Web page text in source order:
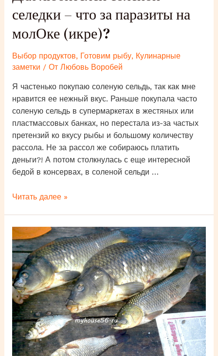
селедки – что за паразиты на
молОке (икре)?
Выбор продуктов, Готовим рыбу, Кулинарные
заметки / От Любовь Воробей
Я частенько покупаю соленую сельдь, так как мне
нравится ее нежный вкус. Раньше покупала часто
соленую сельдь в супермаркетах в жестяных или
пластмассовых банках, но перестала из-за частых
претензий ко вкусу рыбы и большому количеству
рассола. Не за рассол же собираюсь платить
деньги?! А потом столкнулась с еще интересной
бедой в консервах, в соленой сельди …
Для
селедки
–
что
за
паразиты
на
молОке
(икре)?
Читать далее »